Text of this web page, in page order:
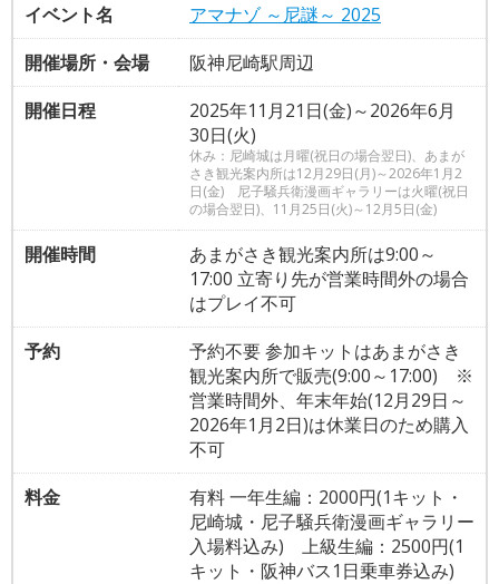
イベント名
アマナゾ ～尼謎～ 2025
開催場所・会場
阪神尼崎駅周辺
開催日程
2025年11月21日(金)～2026年6月
30日(火)
休み：尼崎城は月曜(祝日の場合翌日)、あまが
さき観光案内所は12月29日(月)～2026年1月2
日(金) 尼子騒兵衛漫画ギャラリーは火曜(祝日
の場合翌日)、11月25日(火)～12月5日(金)
開催時間
あまがさき観光案内所は9:00～
17:00 立寄り先が営業時間外の場合
はプレイ不可
予約
予約不要 参加キットはあまがさき
観光案内所で販売(9:00～17:00) ※
営業時間外、年末年始(12月29日～
2026年1月2日)は休業日のため購入
不可
料金
有料 一年生編：2000円(1キット・
尼崎城・尼子騒兵衛漫画ギャラリー
入場料込み) 上級生編：2500円(1
キット・阪神バス1日乗車券込み)